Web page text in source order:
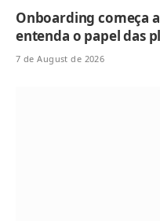
Onboarding começa
entenda o papel das
7 de August de 2026